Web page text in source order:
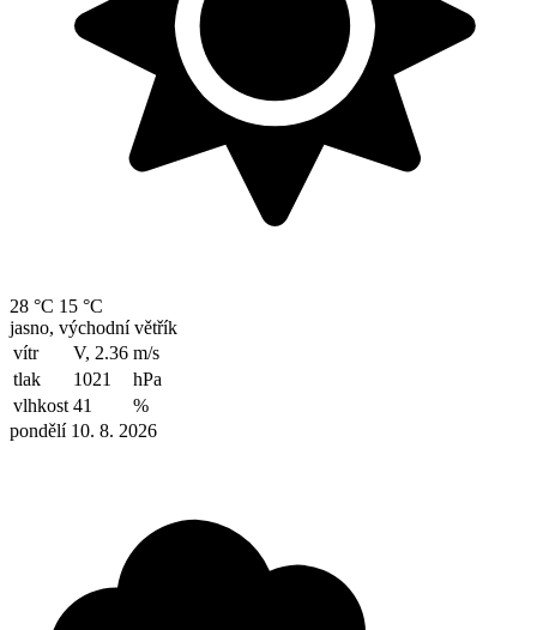
28 °C 15 °C
jasno, východní větřík
vítr
V, 2.36 m/s
tlak
1021
hPa
vlhkost 41
%
pondělí 10. 8. 2026